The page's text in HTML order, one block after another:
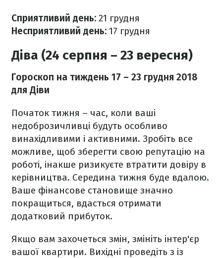
Сприятливий день: 21 грудня
Несприятливий день: 17 грудня
Діва (24 серпня – 23 вересня)
Гороскоп на тиждень 17 – 23 грудня 2018
для Діви
Початок тижня – час, коли ваші
недоброзичливці будуть особливо
винахідливими і активними. Зробіть все
можливе, щоб зберегти свою репутацію на
роботі, інакше ризикуєте втратити довіру в
керівництва. Середина тижня буде вдалою.
Ваше фінансове становище значно
покращиться, вдасться отримати
додатковий прибуток.
Якщо вам захочеться змін, змініть інтер'єр
вашої квартири. Вихідні проведіть з із